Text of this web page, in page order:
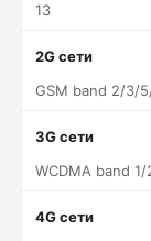
13
2G сети
GSM band 2/3/
3G сети
WCDMA band
4G сети